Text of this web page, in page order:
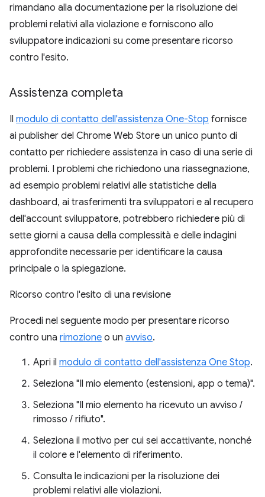
rimandano alla documentazione per la risoluzione dei
problemi relativi alla violazione e forniscono allo
sviluppatore indicazioni su come presentare ricorso
contro l'esito.
Assistenza completa
Il modulo di contatto dell'assistenza One-Stop fornisce
ai publisher del Chrome Web Store un unico punto di
contatto per richiedere assistenza in caso di una serie di
problemi. I problemi che richiedono una riassegnazione,
ad esempio problemi relativi alle statistiche della
dashboard, ai trasferimenti tra sviluppatori e al recupero
dell'account sviluppatore, potrebbero richiedere più di
sette giorni a causa della complessità e delle indagini
approfondite necessarie per identificare la causa
principale o la spiegazione.
Ricorso contro l'esito di una revisione
Procedi nel seguente modo per presentare ricorso
contro una rimozione o un avviso.
Apri il modulo di contatto dell'assistenza One Stop.
Seleziona "Il mio elemento (estensioni, app o tema)".
Seleziona "Il mio elemento ha ricevuto un avviso /
rimosso / rifiuto".
Seleziona il motivo per cui sei accattivante, nonché
il colore e l'elemento di riferimento.
Consulta le indicazioni per la risoluzione dei
problemi relativi alle violazioni.